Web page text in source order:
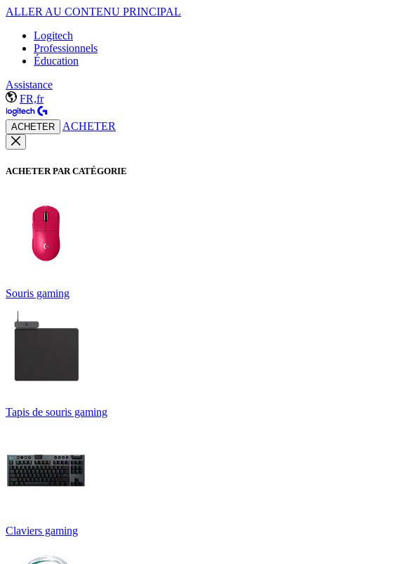
ALLER AU CONTENU PRINCIPAL
Logitech
Professionnels
Éducation
Assistance
FR,fr
ACHETER ACHETER
ACHETER PAR CATÉGORIE
Souris gaming
Tapis de souris gaming
Claviers gaming